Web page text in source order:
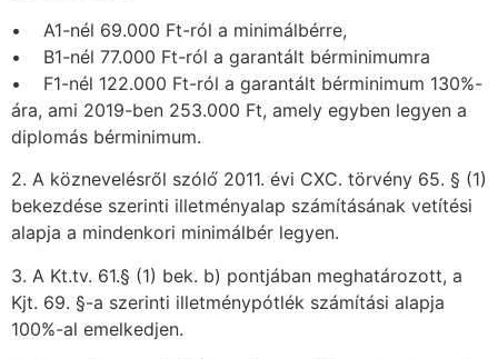
• A1-nél 69.000 Ft-ról a minimálbérre,
• B1-nél 77.000 Ft-ról a garantált bérminimumra
• F1-nél 122.000 Ft-ról a garantált bérminimum 130%-
ára, ami 2019-ben 253.000 Ft, amely egyben legyen a
diplomás bérminimum.
2. A köznevelésről szóló́ 2011. évi CXC. törvény 65. § (1)
bekezdése szerinti illetményalap számításának vetítési
alapja a mindenkori minimálbér legyen.
3. A Kt.tv. 61.§ (1) bek. b) pontjában meghatározott, a
Kjt. 69. §-a szerinti illetménypótlék számítási alapja
100%-al emelkedjen.